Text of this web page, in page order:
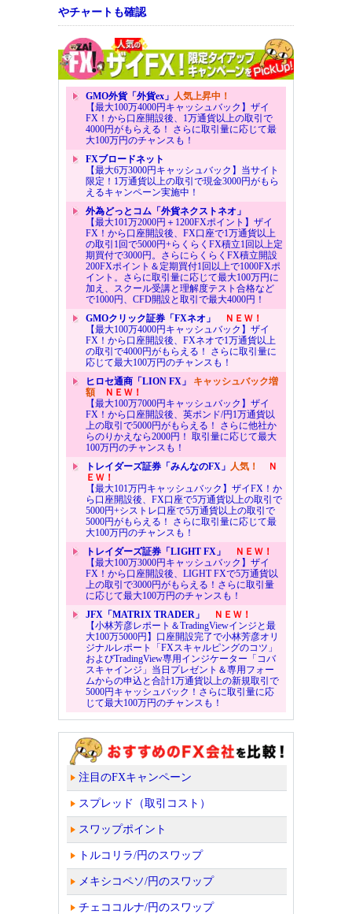
やチャートも確認
GMO外貨「外貨ex」 人気上昇中！
【最大100万4000円キャッシュバック】ザイ
FX！から口座開設後、1万通貨以上の取引で
4000円がもらえる！ さらに取引量に応じて最
大100万円のチャンスも！
FXブロードネット
【最大6万3000円キャッシュバック】当サイト
限定！1万通貨以上の取引で現金3000円がもら
えるキャンペーン実施中！
外為どっとコム「外貨ネクストネオ」
【最大101万2000円＋1200FXポイント】ザイ
FX！から口座開設後、FX口座で1万通貨以上
の取引1回で5000円+らくらくFX積立1回以上定
期買付で3000円。さらにらくらくFX積立開設
200FXポイント＆定期買付1回以上で1000FXポ
イント。さらに取引量に応じて最大100万円に
加え、スクール受講と理解度テスト合格など
で1000円、CFD開設と取引で最大4000円！
GMOクリック証券「FXネオ」
ＮＥＷ！
【最大100万4000円キャッシュバック】ザイ
FX！から口座開設後、FXネオで1万通貨以上
の取引で4000円がもらえる！ さらに取引量に
応じて最大100万円のチャンスも！
ヒロセ通商「LION FX」 キャッシュバック増
額ＮＥＷ！
【最大100万7000円キャッシュバック】ザイ
FX！から口座開設後、英ポンド/円1万通貨以
上の取引で5000円がもらえる！ さらに他社か
らのりかえなら2000円！ 取引量に応じて最大
100万円のチャンスも！
トレイダーズ証券「みんなのFX」 人気！
Ｎ
ＥＷ！
【最大101万円キャッシュバック】ザイFX！か
ら口座開設後、FX口座で5万通貨以上の取引で
5000円+シストレ口座で5万通貨以上の取引で
5000円がもらえる！ さらに取引量に応じて最
大100万円のチャンスも！
トレイダーズ証券「LIGHT FX」
ＮＥＷ！
【最大100万3000円キャッシュバック】ザイ
FX！から口座開設後、LIGHT FXで5万通貨以
上の取引で3000円がもらえる！さらに取引量
に応じて最大100万円のチャンスも！
JFX「MATRIX TRADER」
ＮＥＷ！
【小林芳彦レポート＆TradingViewインジと最
大100万5000円】口座開設完了で小林芳彦オリ
ジナルレポート「FXスキャルピングのコツ」
およびTradingView専用インジケーター「コバ
スキャインジ」当日プレゼント＆専用フォー
ムからの申込と合計1万通貨以上の新規取引で
5000円キャッシュバック！さらに取引量に応
じて最大100万円のチャンスも！
注目のFXキャンペーン
スプレッド（取引コスト）
スワップポイント
トルコリラ/円のスワップ
メキシコペソ/円のスワップ
チェココルナ/円のスワップ